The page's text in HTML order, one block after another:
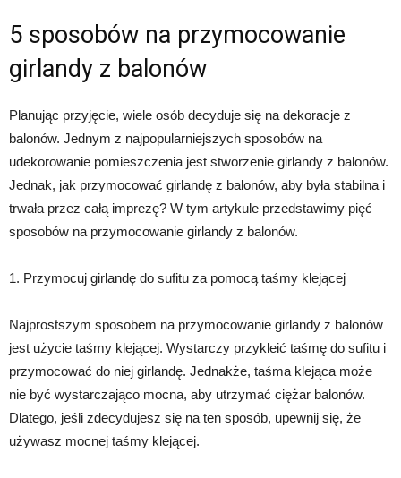
5 sposobów na przymocowanie
girlandy z balonów
Planując przyjęcie, wiele osób decyduje się na dekoracje z
balonów. Jednym z najpopularniejszych sposobów na
udekorowanie pomieszczenia jest stworzenie girlandy z balonów.
Jednak, jak przymocować girlandę z balonów, aby była stabilna i
trwała przez całą imprezę? W tym artykule przedstawimy pięć
sposobów na przymocowanie girlandy z balonów.
1. Przymocuj girlandę do sufitu za pomocą taśmy klejącej
Najprostszym sposobem na przymocowanie girlandy z balonów
jest użycie taśmy klejącej. Wystarczy przykleić taśmę do sufitu i
przymocować do niej girlandę. Jednakże, taśma klejąca może
nie być wystarczająco mocna, aby utrzymać ciężar balonów.
Dlatego, jeśli zdecydujesz się na ten sposób, upewnij się, że
używasz mocnej taśmy klejącej.